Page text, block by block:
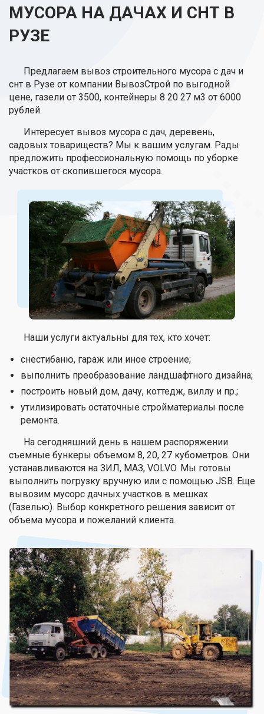
МУСОРА НА ДАЧАХ И СНТ В
РУЗЕ
Предлагаем вывоз строительного мусора с дач и
снт в Рузе от компании ВывозСтрой по выгодной
цене, газели от 3500, контейнеры 8 20 27 м3 от 6000
рублей.
Интересует вывоз мусора с дач, деревень,
садовых товариществ? Мы к вашим услугам. Рады
предложить профессиональную помощь по уборке
участков от скопившегося мусора.
Наши услуги актуальны для тех, кто хочет:
снестибаню, гараж или иное строение;
выполнить преобразование ландшафтного дизайна;
построить новый дом, дачу, коттедж, виллу и пр.;
утилизировать остаточные стройматериалы после
ремонта.
На сегодняшний день в нашем распоряжении
съемные бункеры объемом 8, 20, 27 кубометров. Они
устанавливаются на ЗИЛ, МАЗ, VOLVO. Мы готовы
выполнить погрузку вручную или с помощью JSB. Еще
вывозим мусорс дачных участков в мешках
(Газелью). Выбор конкретного решения зависит от
объема мусора и пожеланий клиента.